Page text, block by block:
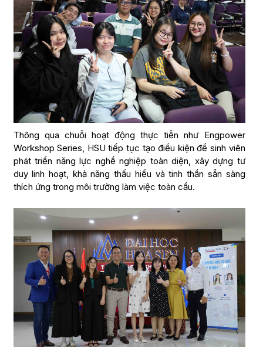
Thông qua chuỗi hoạt động thực tiễn như Engpower
Workshop Series, HSU tiếp tục tạo điều kiện để sinh viên
phát triển năng lực nghề nghiệp toàn diện, xây dựng tư
duy linh hoạt, khả năng thấu hiểu và tinh thần sẵn sàng
thích ứng trong môi trường làm việc toàn cầu.